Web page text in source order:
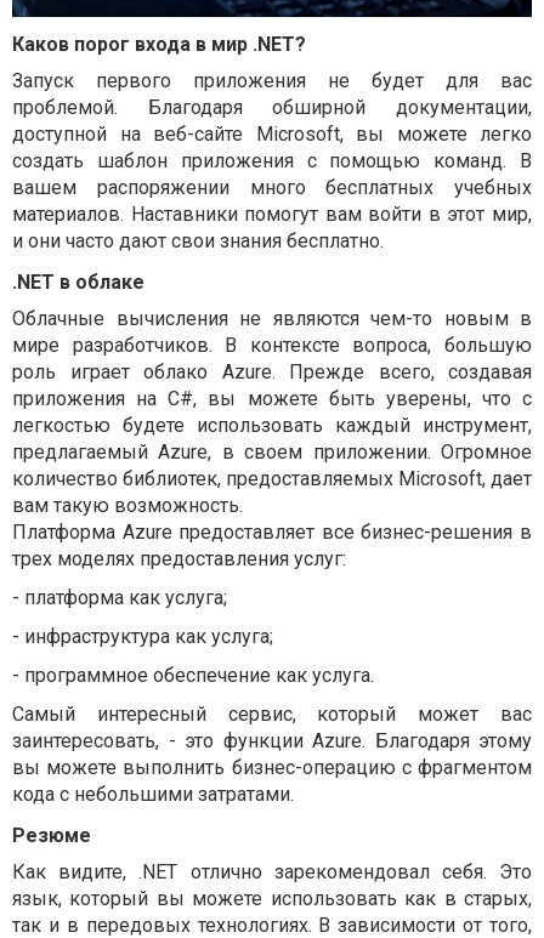
Каков порог входа в мир .NET?
Запуск первого приложения не будет для вас
проблемой. Благодаря обширной документации,
доступной на веб-сайте Microsoft, вы можете легко
создать шаблон приложения с помощью команд. В
вашем распоряжении много бесплатных учебных
материалов. Наставники помогут вам войти в этот мир,
и они часто дают свои знания бесплатно.
.NET в облаке
Облачные вычисления не являются чем-то новым в
мире разработчиков. В контексте вопроса, большую
роль играет облако Azure. Прежде всего, создавая
приложения на C#, вы можете быть уверены, что с
легкостью будете использовать каждый инструмент,
предлагаемый Azure, в своем приложении. Огромное
количество библиотек, предоставляемых Microsoft, дает
вам такую возможность.
Платформа Azure предоставляет все бизнес-решения в
трех моделях предоставления услуг:
- платформа как услуга;
- инфраструктура как услуга;
- программное обеспечение как услуга.
Самый интересный сервис, который может вас
заинтересовать, - это функции Azure. Благодаря этому
вы можете выполнить бизнес-операцию с фрагментом
кода с небольшими затратами.
Резюме
Как видите, .NET отлично зарекомендовал себя. Это
язык, который вы можете использовать как в старых,
так и в передовых технологиях. В зависимости от того,